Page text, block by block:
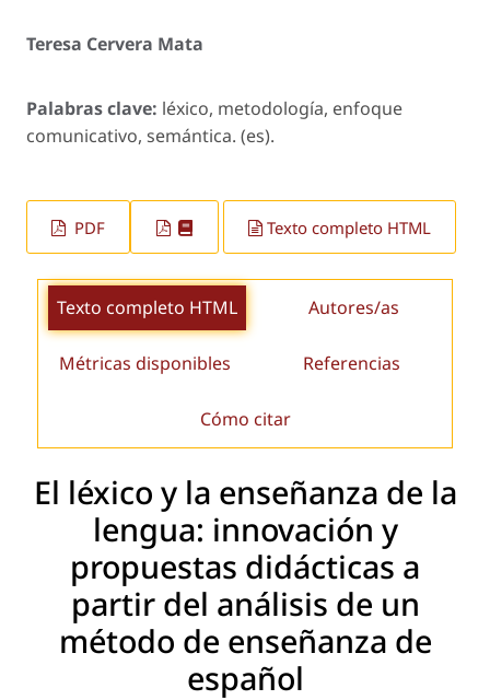
Teresa Cervera Mata
Palabras clave: léxico, metodología, enfoque
comunicativo, semántica. (es).
PDF Texto completo HTML
Texto completo HTML Autores/as
Métricas disponibles Referencias
Cómo citar
El léxico y la enseñanza de la
lengua: innovación y
propuestas didácticas a
partir del análisis de un
método de enseñanza de
español